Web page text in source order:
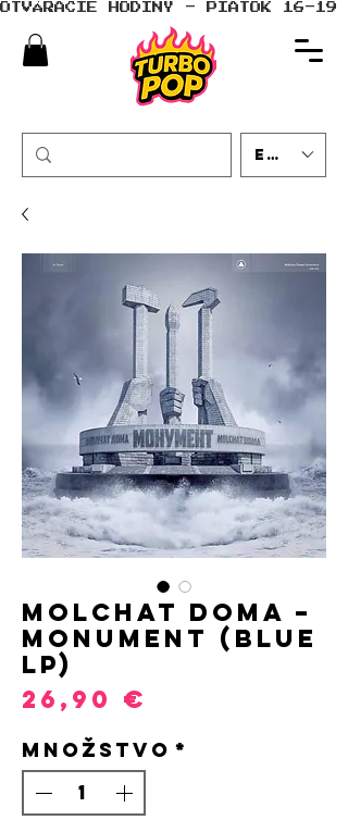
OTVÁRACIE HODINY - PIATOK 16-19
EUR (€)
Molchat Doma –
Monument (Blue
LP)
26,90 €
Množstvo *